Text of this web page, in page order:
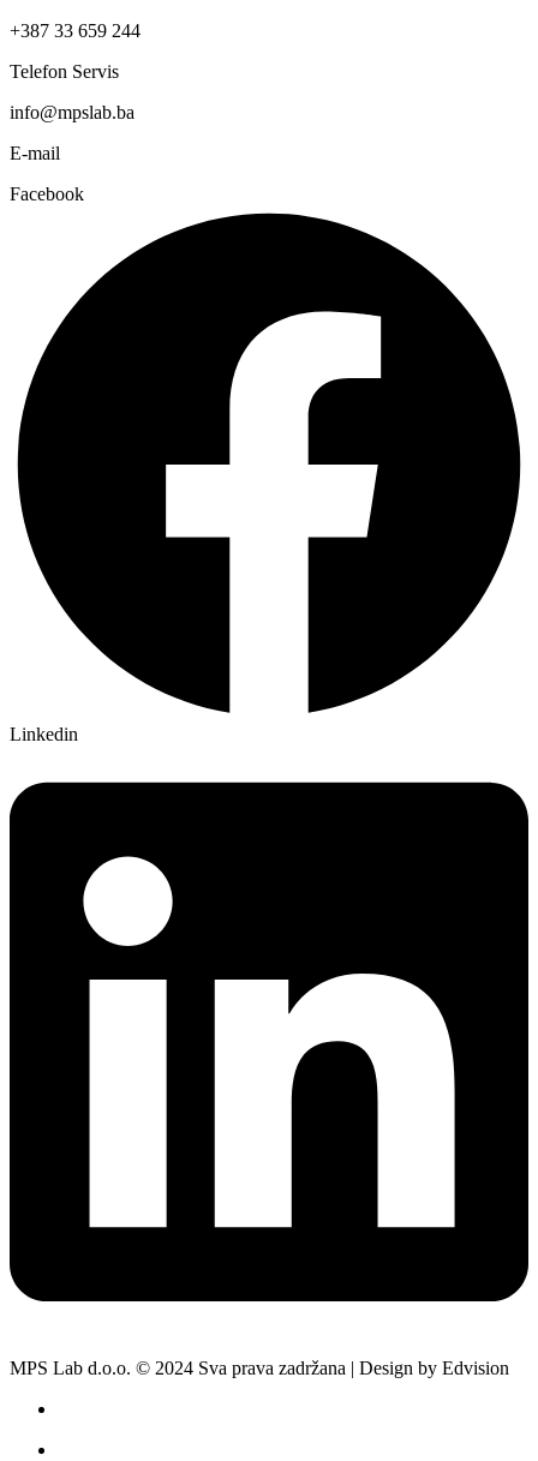
+387 33 659 244
Telefon Servis
info@mpslab.ba
E-mail
Facebook
Linkedin
MPS Lab d.o.o. © 2024 Sva prava zadržana | Design by Edvision